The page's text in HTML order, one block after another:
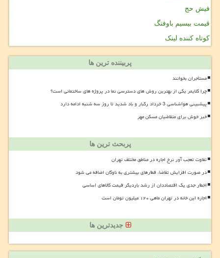
فیش حج
قیمت بیسیم باوفنگ
کوتاه کننده لینک
پربیننده ترین ها
مستأجران بخوانند
چرا کلایمر یکی از بهترین روش های دسترسی نما در پروژه های ساختمانی است؟
پیشبینی هواشناسی 3 خرداد رگبار و باد شدید تا روز سه شنبه ادامه دارد
خبر خوش برای متقاضیان مسکن مهر
پربحث ترین ها
تفاوت تعجب آور نرخ اجاره در مناطق مختلف تهران
در صورت افزایش تقاضا، قطارهای بیشتری به ناوگان اضافه می شود
اخطار جدی یک اقتصاددان از رشد باردیگر قیمت کالاهای اساسی
اجاره این خانه در تهران ماهی ۱۲۰ میلیون تومان است
جدیدترین ها